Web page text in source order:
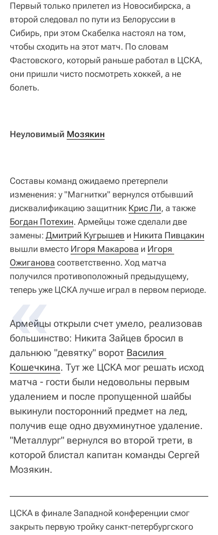
Первый только прилетел из Новосибирска, а
второй следовал по пути из Белоруссии в
Сибирь, при этом Скабелка настоял на том,
чтобы сходить на этот матч. По словам
Фастовского, который раньше работал в ЦСКА,
они пришли чисто посмотреть хоккей, а не
болеть.
Неуловимый Мозякин
Составы команд ожидаемо претерпели
изменения: у "Магнитки" вернулся отбывший
дисквалификацию защитник Крис Ли, а также
Богдан Потехин. Армейцы тоже сделали две
замены: Дмитрий Кугрышев и Никита Пивцакин
вышли вместо Игоря Макарова и Игоря
Ожиганова соответственно. Ход матча
получился противоположный предыдущему,
теперь уже ЦСКА лучше играл в первом периоде.
Армейцы открыли счет умело, реализовав
большинство: Никита Зайцев бросил в
дальнюю "девятку" ворот Василия
Кошечкина. Тут же ЦСКА мог решать исход
матча - гости были недовольны первым
удалением и после пропущенной шайбы
выкинули посторонний предмет на лед,
получив еще одно двухминутное удаление.
"Металлург" вернулся во второй трети, в
которой блистал капитан команды Сергей
Мозякин.
ЦСКА в финале Западной конференции смог
закрыть первую тройку санкт-петербургского